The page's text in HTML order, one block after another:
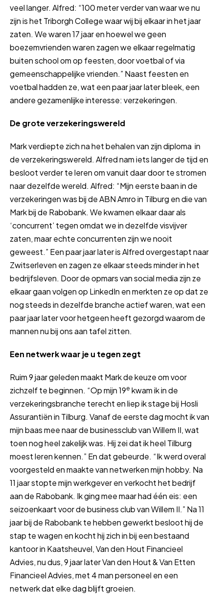
veel langer. Alfred: “100 meter verder van waar we nu
zijn is het Triborgh College waar wij bij elkaar in het jaar
zaten. We waren 17 jaar en hoewel we geen
boezemvrienden waren zagen we elkaar regelmatig
buiten school om op feesten, door voetbal of via
gemeenschappelijke vrienden.” Naast feesten en
voetbal hadden ze, wat een paar jaar later bleek, een
andere gezamenlijke interesse: verzekeringen.
De grote verzekeringswereld
Mark verdiepte zich na het behalen van zijn diploma in
de verzekeringswereld. Alfred nam iets langer de tijd en
besloot verder te leren om vanuit daar door te stromen
naar dezelfde wereld. Alfred: “Mijn eerste baan in de
verzekeringen was bij de ABN Amro in Tilburg en die van
Mark bij de Rabobank. We kwamen elkaar daar als
‘concurrent’ tegen omdat we in dezelfde visvijver
zaten, maar echte concurrenten zijn we nooit
geweest.” Een paar jaar later is Alfred overgestapt naar
Zwitserleven en zagen ze elkaar steeds minder in het
bedrijfsleven. Door de opmars van social media zijn ze
elkaar gaan volgen op LinkedIn en merkten ze op dat ze
nog steeds in dezelfde branche actief waren, wat een
paar jaar later voor hetgeen heeft gezorgd waarom de
mannen nu bij ons aan tafel zitten.
Een netwerk waar je u tegen zegt
Ruim 9 jaar geleden maakt Mark de keuze om voor
zichzelf te beginnen. “Op mijn 19e kwam ik in de
verzekeringsbranche terecht en liep ik stage bij Hosli
Assurantiën in Tilburg. Vanaf de eerste dag mocht ik van
mijn baas mee naar de businessclub van Willem II, wat
toen nog heel zakelijk was. Hij zei dat ik heel Tilburg
moest leren kennen.” En dat gebeurde. “Ik werd overal
voorgesteld en maakte van netwerken mijn hobby. Na
11 jaar stopte mijn werkgever en verkocht het bedrijf
aan de Rabobank. Ik ging mee maar had één eis: een
seizoenkaart voor de business club van Willem II.” Na 11
jaar bij de Rabobank te hebben gewerkt besloot hij de
stap te wagen en kocht hij zich in bij een bestaand
kantoor in Kaatsheuvel, Van den Hout Financieel
Advies, nu dus, 9 jaar later Van den Hout & Van Etten
Financieel Advies, met 4 man personeel en een
netwerk dat elke dag blijft groeien.